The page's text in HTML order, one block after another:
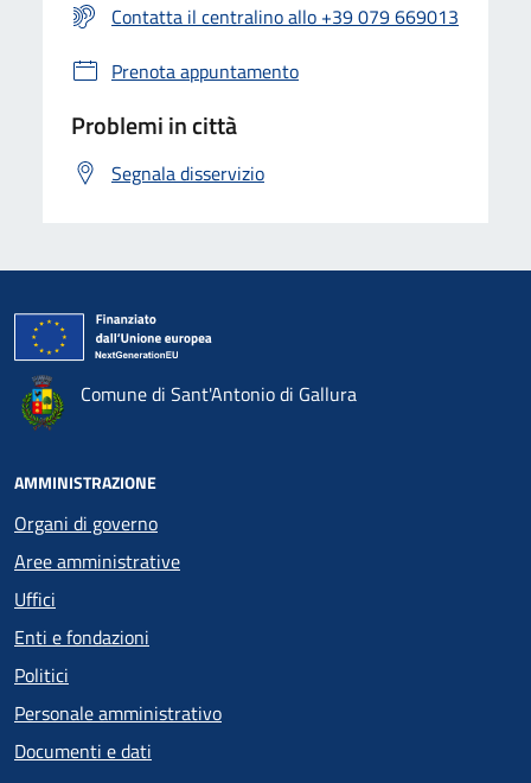
Contatta il centralino allo +39 079 669013
Prenota appuntamento
Problemi in città
Segnala disservizio
Comune di Sant'Antonio di Gallura
AMMINISTRAZIONE
Organi di governo
Aree amministrative
Uffici
Enti e fondazioni
Politici
Personale amministrativo
Documenti e dati